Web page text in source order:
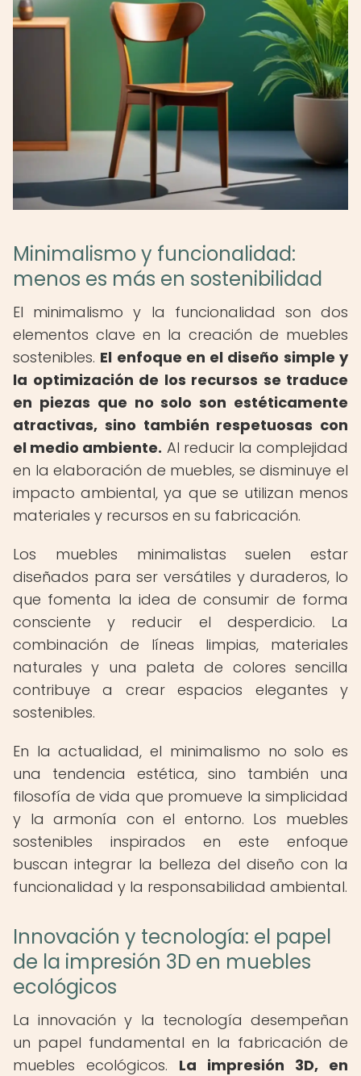
Minimalismo y funcionalidad:
menos es más en sostenibilidad
El minimalismo y la funcionalidad son dos
elementos clave en la creación de muebles
sostenibles. El enfoque en el diseño simple y
la optimización de los recursos se traduce
en piezas que no solo son estéticamente
atractivas, sino también respetuosas con
el medio ambiente. Al reducir la complejidad
en la elaboración de muebles, se disminuye el
impacto ambiental, ya que se utilizan menos
materiales y recursos en su fabricación.
Los muebles minimalistas suelen estar
diseñados para ser versátiles y duraderos, lo
que fomenta la idea de consumir de forma
consciente y reducir el desperdicio. La
combinación de líneas limpias, materiales
naturales y una paleta de colores sencilla
contribuye a crear espacios elegantes y
sostenibles.
En la actualidad, el minimalismo no solo es
una tendencia estética, sino también una
filosofía de vida que promueve la simplicidad
y la armonía con el entorno. Los muebles
sostenibles inspirados en este enfoque
buscan integrar la belleza del diseño con la
funcionalidad y la responsabilidad ambiental.
Innovación y tecnología: el papel
de la impresión 3D en muebles
ecológicos
La innovación y la tecnología desempeñan
un papel fundamental en la fabricación de
muebles ecológicos. La impresión 3D, en